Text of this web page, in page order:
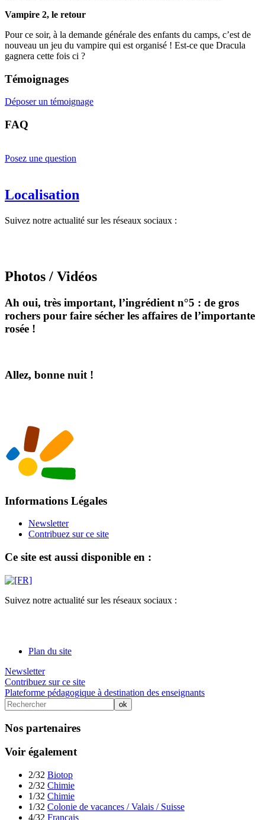
Vampire 2, le retour
Pour ce soir, à la demande générale des enfants du camps, c’est de
nouveau un jeu du vampire qui est organisé ! Est-ce que Dracula
gagnera cette fois ci ?
Témoignages
Déposer un témoignage
FAQ
Posez une question
Localisation
Suivez notre actualité sur les réseaux sociaux :
Photos / Vidéos
Ah oui, très important, l’ingrédient n°5 : de gros
rochers pour faire sécher les affaires de l’importante
rosée !
Allez, bonne nuit !
Informations Légales
Newsletter
Contribuez sur ce site
Ce site est aussi disponible en :
Suivez notre actualité sur les réseaux sociaux :
Plan du site
Newsletter
Contribuez sur ce site
Plateforme pédagogique à destination des enseignants
Nos partenaires
Voir également
2/32 Biotop
2/32 Chimie
1/32 Chimie
1/32 Colonie de vacances / Valais / Suisse
4/32 Français